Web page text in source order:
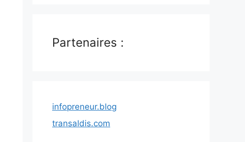
Partenaires :
infopreneur.blog
transaldis.com